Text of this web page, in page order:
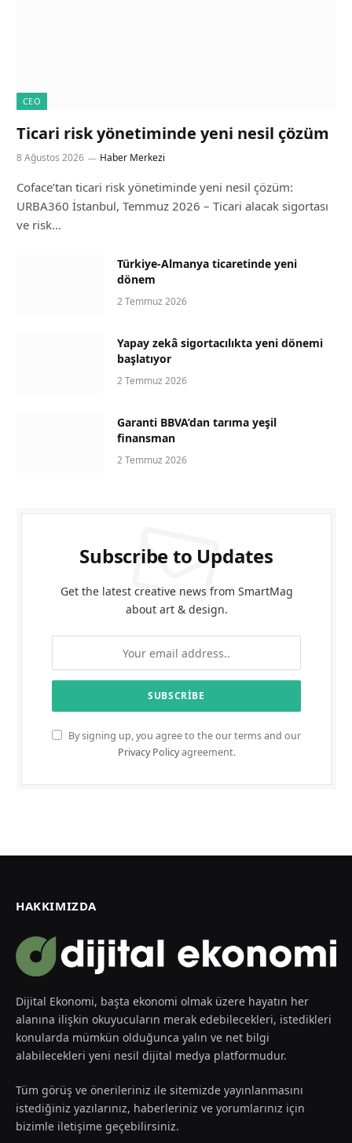
CEO
Ticari risk yönetiminde yeni nesil çözüm
8 Ağustos 2026 Haber Merkezi
Coface’tan ticari risk yönetiminde yeni nesil çözüm:
URBA360 İstanbul, Temmuz 2026 – Ticari alacak sigortası
ve risk…
Türkiye-Almanya ticaretinde yeni
dönem
2 Temmuz 2026
Yapay zekâ sigortacılıkta yeni dönemi
başlatıyor
2 Temmuz 2026
Garanti BBVA’dan tarıma yeşil
finansman
2 Temmuz 2026
Subscribe to Updates
Get the latest creative news from SmartMag
about art & design.
By signing up, you agree to the our terms and our
Privacy Policyagreement.
HAKKIMIZDA
Dijital Ekonomi, başta ekonomi olmak üzere hayatın her
alanına ilişkin okuyucuların merak edebilecekleri, istedikleri
konularda mümkün olduğunca yalın ve net bilgi
alabilecekleri yeni nesil dijital medya platformudur.
Tüm görüş ve önerileriniz ile sitemizde yayınlanmasını
istediğiniz yazılarınız, haberleriniz ve yorumlarınız için
bizimle iletişime geçebilirsiniz.